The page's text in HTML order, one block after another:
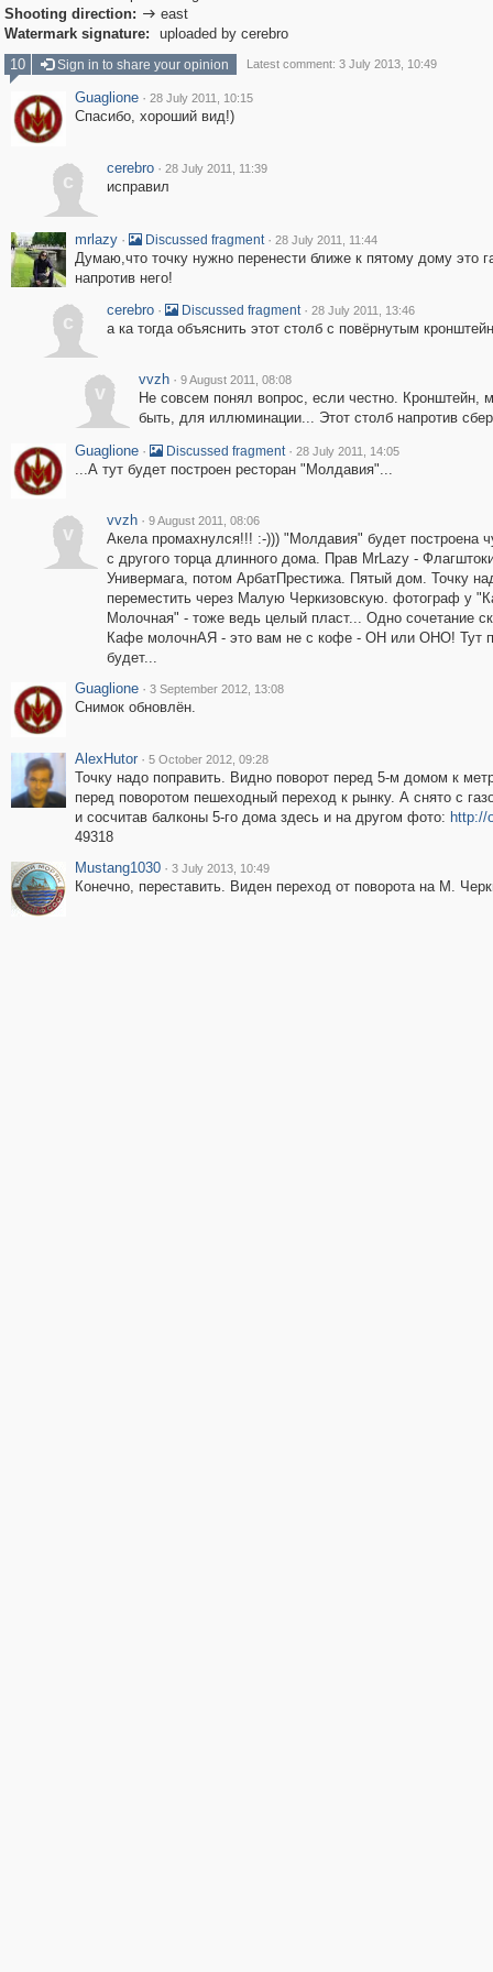
Shooting direction:  east
Watermark signature:
uploaded by cerebro
10
Sign in to share your opinion Latest comment: 3 July 2013, 10:49
Guaglione · 28 July 2011, 10:15
Спасибо, хороший вид!)
c
cerebro · 28 July 2011, 11:39
исправил
mrlazy · Discussed fragment · 28 July 2011, 11:44
Думаю,что точку нужно перенести ближе к пятому дому это
напротив него!
c
cerebro · Discussed fragment · 28 July 2011, 13:46
а ка тогда объяснить этот столб с повёрнутым
v
vvzh · 9 August 2011, 08:08
Не совсем понял вопрос, если честно. Кронштейн,
быть, для иллюминации... Этот столб напротив
Guaglione · Discussed fragment · 28 July 2011, 14:05
...А тут будет построен ресторан "Молдавия"...
v
vvzh · 9 August 2011, 08:06
Акела промахнулся!!! :-))) "Молдавия" будет построена
с другого торца длинного дома. Прав MrLazy -
Универмага, потом АрбатПрестижа. Пятый дом. Точку
переместить через Малую Черкизовскую. фотограф у
Молочная" - тоже ведь целый пласт... Одно сочетание
Кафе молочнАЯ - это вам не с кофе - ОН или ОНО! Тут
будет...
Guaglione · 3 September 2012, 13:08
Снимок обновлён.
AlexHutor · 5 October 2012, 09:28
Точку надо поправить. Видно поворот перед 5-м домом к
перед поворотом пешеходный переход к рынку. А снято с
и сосчитав балконы 5-го дома здесь и на другом фото: http://
49318
Mustang1030 · 3 July 2013, 10:49
Конечно, переставить. Виден переход от поворота на М.